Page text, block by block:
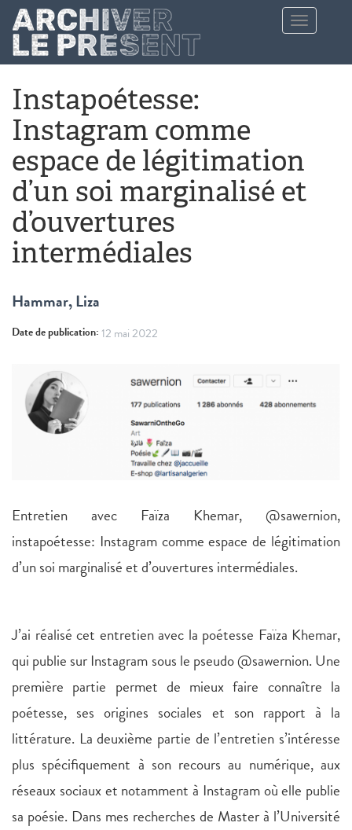
Aller au contenu principal
Toggle
navigation
Instapoétesse:
Instagram comme
espace de légitimation
d’un soi marginalisé et
d’ouvertures
intermédiales
Hammar, Liza
Date de publication:12 mai 2022
Entretien avec Faïza Khemar, @sawernion,
instapoétesse: Instagram comme espace de légitimation
d’un soi marginalisé et d’ouvertures intermédiales.
J’ai réalisé cet entretien avec la poétesse Faïza Khemar,
qui publie sur Instagram sous le pseudo @sawernion. Une
première partie permet de mieux faire connaître la
poétesse, ses origines sociales et son rapport à la
littérature. La deuxième partie de l’entretien s’intéresse
plus spécifiquement à son recours au numérique, aux
réseaux sociaux et notamment à Instagram où elle publie
sa poésie. Dans mes recherches de Master à l’Université